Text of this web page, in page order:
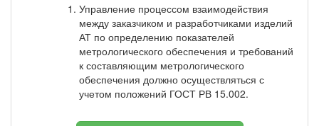
Управление процессом взаимодействия
между заказчиком и разработчиками изделий
АТ по определению показателей
метрологического обеспечения и требований
к составляющим метрологического
обеспечения должно осуществляться с
учетом положений ГОСТ РВ 15.002.